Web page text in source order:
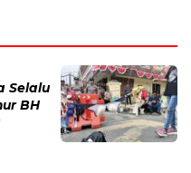
Selalu
BH